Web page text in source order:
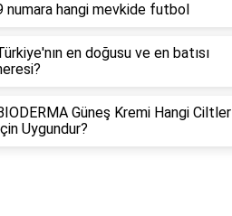
numara hangi mevkide futbol
en doğusu ve en batısı
Güneş Kremi Hangi Ciltler
İçin Uygundur?